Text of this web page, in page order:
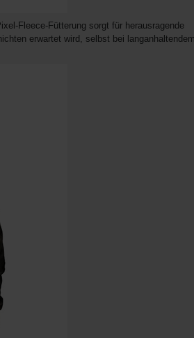
Fleece-Fütterung sorgt für herausragende
erwartet wird, selbst bei langanhaltendem